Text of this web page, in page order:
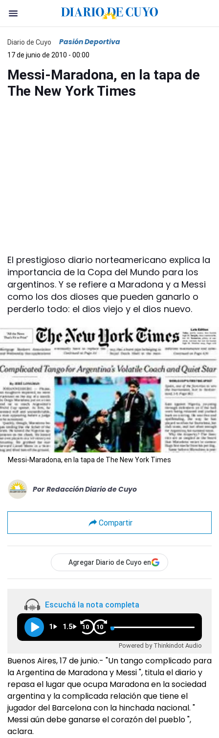
Diario de Cuyo Pasión Deportiva
17 de junio de 2010 - 00:00
Messi-Maradona, en la tapa de
The New York Times
El prestigioso diario norteamericano explica la
importancia de la Copa del Mundo para los
argentinos. Y se refiere a Maradona y a Messi
como los dos dioses que pueden ganarlo o
perderlo todo: el dios viejo y el dios nuevo.
Messi-Maradona, en la tapa de The New York Times
Por Redacción Diario de Cuyo
Compartir
Agregar Diario de Cuyo en
Escuchá la nota completa
1 1.5 10 10
Powered by Thinkindot Audio
Buenos Aires, 17 de junio.- "Un tango complicado para
la Argentina de Maradona y Messi ", titula el diario y
repasa el lugar que ocupa Maradona en la sociedad
argentina y la complicada relación que tiene el
jugador del Barcelona con la hinchada nacional. "
Messi aún debe ganarse el corazón del pueblo ",
aclara.